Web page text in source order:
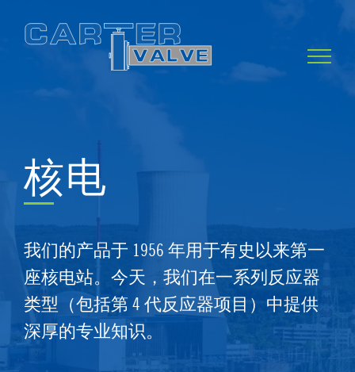
核电
我们的产品于 1956 年用于有史以来第一
座核电站。今天，我们在一系列反应器
类型（包括第 4 代反应器项目）中提供
深厚的专业知识。